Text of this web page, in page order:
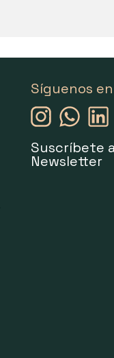
Síguenos en
Suscríbete
Newsletter